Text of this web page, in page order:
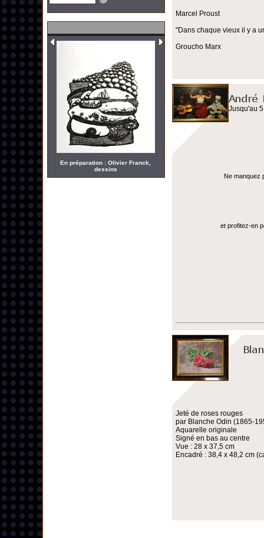
En préparation : Olivier Franck,
dessins
Marcel Proust
"Dans chaque vieux il y a
Groucho Marx
Jusqu'au
Ne manquez
et profitez-en
Jeté de roses rouges
par Blanche Odin (1865-
Aquarelle originale
Signé en bas au centre
Vue : 28 x 37,5 cm
Encadré : 38,4 x 48,2 cm